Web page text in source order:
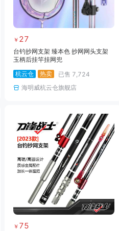
￥ 27
台钓抄网支架 臻本色 抄网网头支架
玉柄后挂竿挂网兜
杭云仓
热卖 已售 7,724
海明威杭云仓旗舰店
￥ 75